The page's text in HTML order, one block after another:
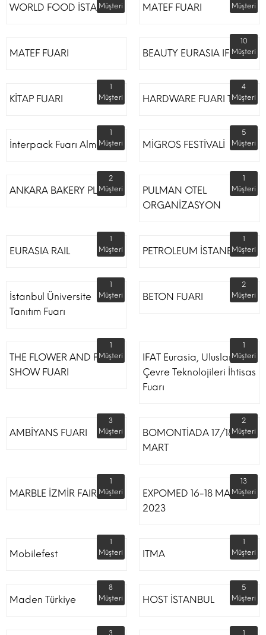
WORLD FOOD İSTANBUL
Müşteri
MATEF FUARI
Müşteri
MATEF FUARI BEAUTY EURASIA IFM
10
Müşteri
KİTAP FUARI
1
Müşteri
HARDWARE FUARI TÜYAP
4
Müşteri
İnterpack Fuarı Almanya
1
Müşteri
MİGROS FESTİVALİ
5
Müşteri
ANKARA BAKERY PLUS
2
Müşteri
PULMAN OTEL
ORGANİZASYON
1
Müşteri
EURASIA RAIL
1
Müşteri
PETROLEUM İSTANBUL
1
Müşteri
İstanbul Üniversite
Tanıtım Fuarı
1
Müşteri
BETON FUARI
2
Müşteri
THE FLOWER AND PLANT
SHOW FUARI
1
Müşteri
IFAT Eurasia, Uluslararası
Çevre Teknolojileri İhtisas
Fuarı
1
Müşteri
AMBİYANS FUARI
3
Müşteri
BOMONTİADA 17/18
MART
2
Müşteri
MARBLE İZMİR FAIR
1
Müşteri
EXPOMED 16-18 MART
2023
13
Müşteri
Mobilefest
1
Müşteri
ITMA
1
Müşteri
Maden Türkiye
8
Müşteri
HOST İSTANBUL
5
Müşteri
3
1